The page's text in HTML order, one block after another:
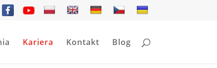
Kariera Kontakt Blog